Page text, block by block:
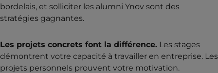
bordelais, et solliciter les alumni Ynov sont des
stratégies gagnantes.
Les projets concrets font la différence. Les stages
démontrent votre capacité à travailler en entreprise. Les
projets personnels prouvent votre motivation.